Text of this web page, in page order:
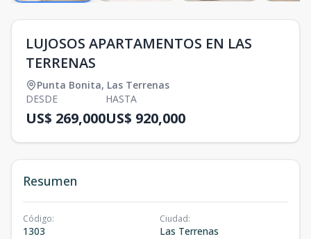
LUJOSOS APARTAMENTOS EN LAS
TERRENAS
Punta Bonita, Las Terrenas
DESDE
US$ 269,000
HASTA
US$ 920,000
Resumen
Código:
1303
Ciudad:
Las Terrenas